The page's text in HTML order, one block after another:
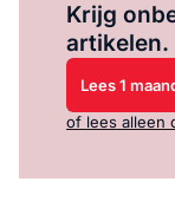
Krijg
artikelen.
Lees 1
of lees alleen